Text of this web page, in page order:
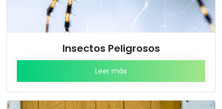
Insectos Peligrosos
Leer más